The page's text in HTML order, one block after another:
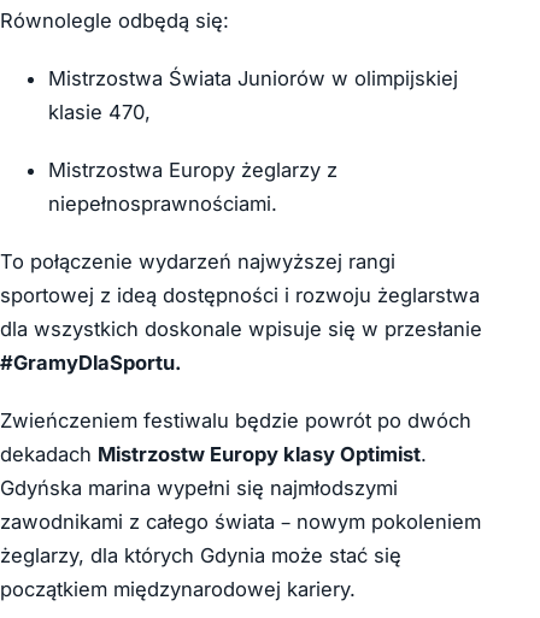
Równolegle odbędą się:
Mistrzostwa Świata Juniorów w olimpijskiej
klasie 470,
Mistrzostwa Europy żeglarzy z
niepełnosprawnościami.
To połączenie wydarzeń najwyższej rangi
sportowej z ideą dostępności i rozwoju żeglarstwa
dla wszystkich doskonale wpisuje się w przesłanie
#GramyDlaSportu.
Zwieńczeniem festiwalu będzie powrót po dwóch
dekadach Mistrzostw Europy klasy Optimist.
Gdyńska marina wypełni się najmłodszymi
zawodnikami z całego świata – nowym pokoleniem
żeglarzy, dla których Gdynia może stać się
początkiem międzynarodowej kariery.